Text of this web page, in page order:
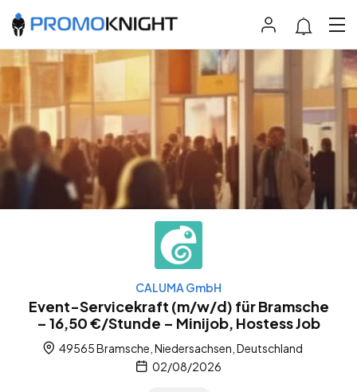
CALUMA GmbH
Event-Servicekraft (m/w/d) für Bramsche
– 16,50 €/Stunde – Minijob, Hostess Job
49565 Bramsche, Niedersachsen, Deutschland
02/08/2026